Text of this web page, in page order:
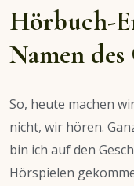
Hörbuch-
Namen
So, heute machen
nicht, wir hören.
bin ich auf den
Hörspielen